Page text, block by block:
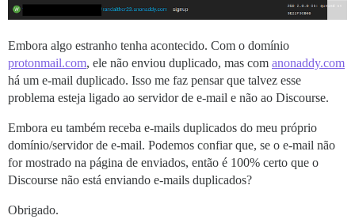
Embora algo estranho tenha acontecido. Com o domínio
protonmail.com, ele não enviou duplicado, mas com anonaddy.com
há um e-mail duplicado. Isso me faz pensar que talvez esse
problema esteja ligado ao servidor de e-mail e não ao Discourse.
Embora eu também receba e-mails duplicados do meu próprio
domínio/servidor de e-mail. Podemos confiar que, se o e-mail não
for mostrado na página de enviados, então é 100% certo que o
Discourse não está enviando e-mails duplicados?
Obrigado.